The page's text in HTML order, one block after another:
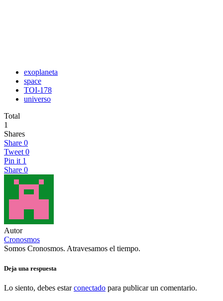
exoplaneta
space
TOI-178
universo
Total
1
Shares
Share 0
Tweet 0
Pin it 1
Share 0
Autor
Cronosmos
Somos Cronosmos. Atravesamos el tiempo.
Deja una respuesta
Lo siento, debes estarconectado para publicar un comentario.